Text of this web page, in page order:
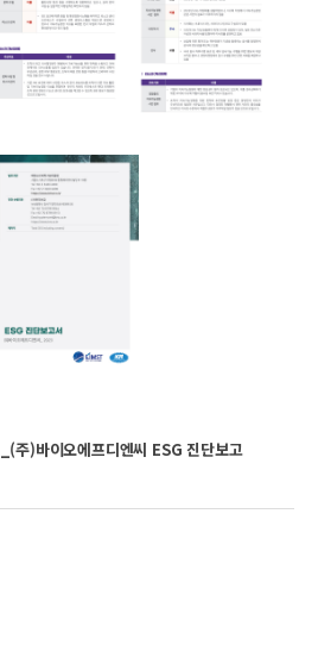
)바이오에프디엔씨 ESG 진단보고